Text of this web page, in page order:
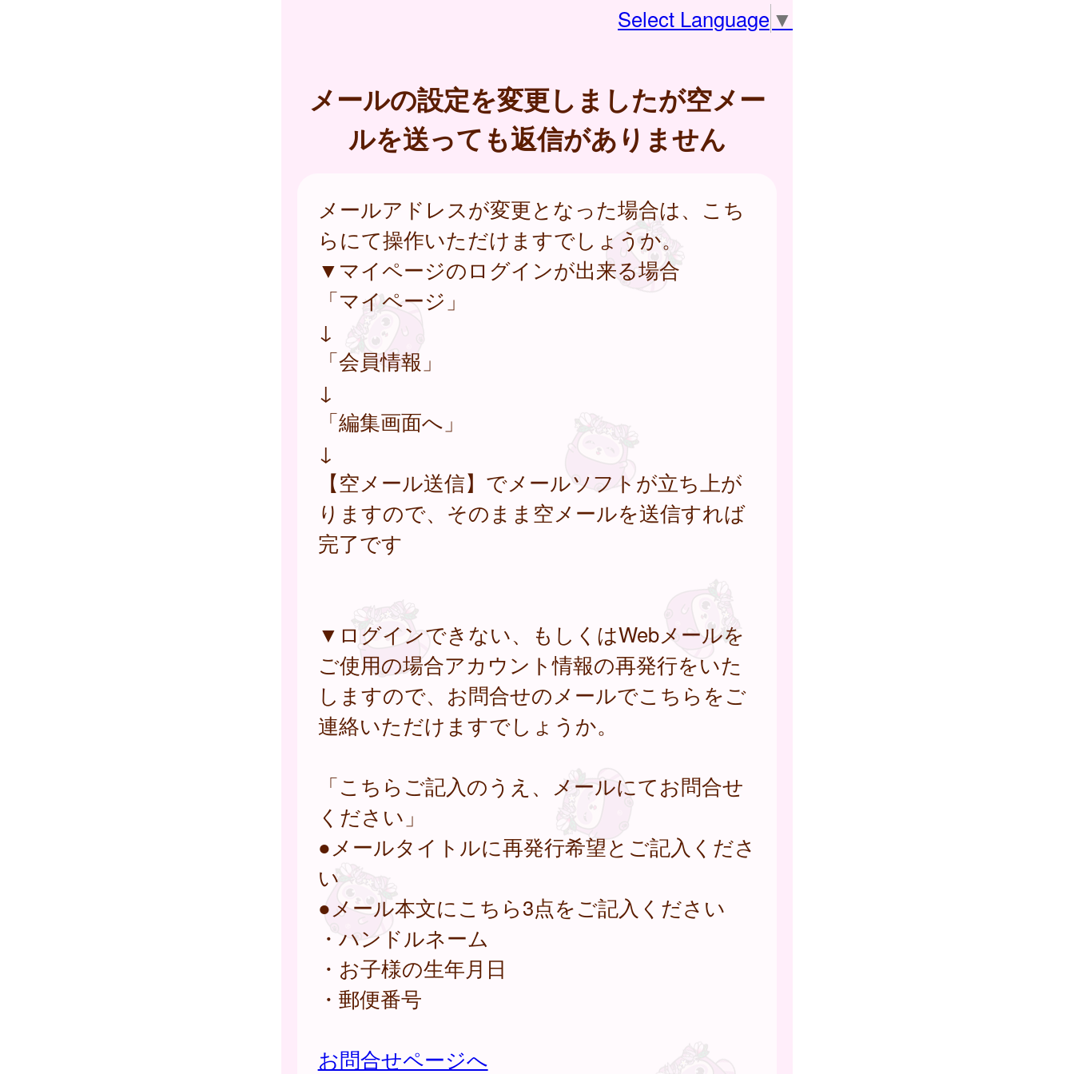
Select Language ▼
メールの設定を変更しましたが空メー
ルを送っても返信がありません
メールアドレスが変更となった場合は、こち
らにて操作いただけますでしょうか。
▼マイページのログインが出来る場合
「マイページ」
↓
「会員情報」
↓
「編集画面へ」
↓
【空メール送信】でメールソフトが立ち上が
りますので、そのまま空メールを送信すれば
完了です
▼ログインできない、もしくはWebメールを
ご使用の場合アカウント情報の再発行をいた
しますので、お問合せのメールでこちらをご
連絡いただけますでしょうか。
「こちらご記入のうえ、メールにてお問合せ
ください」
●メールタイトルに再発行希望とご記入くださ
い
●メール本文にこちら3点をご記入ください
・ハンドルネーム
・お子様の生年月日
・郵便番号
お問合せページへ